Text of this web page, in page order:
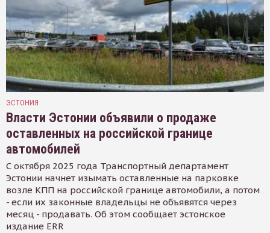
ЭСТОНИЯ
Власти Эстонии объявили о продаже
оставленных на российской границе
автомобилей
С октября 2025 года Транспортный департамент
Эстонии начнет изымать оставленные на парковке
возле КПП на российской границе автомобили, а потом
- если их законные владельцы не объявятся через
месяц - продавать. Об этом сообщает эстонское
издание ERR